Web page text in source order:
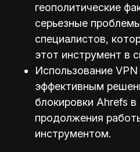
геополитические
серьезные
специалистов,
этот инструмент в
Использование
эффективным
блокировки Ahrefs в
продолжения
инструментом.